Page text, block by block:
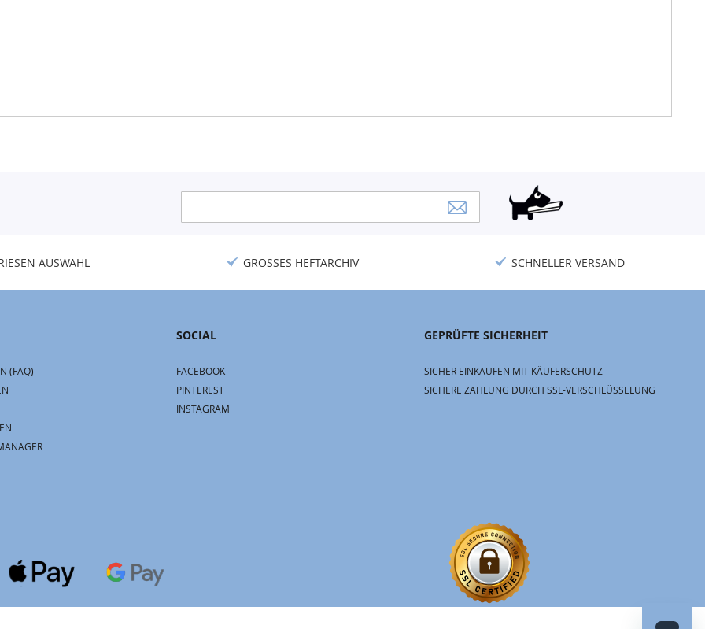
Newsletter:
AUSWAHL GROSSES HEFTARCHIV SCHNELLER VERSAND
(FAQ)
SOCIAL
FACEBOOK
PINTEREST
INSTAGRAM
GEPRÜFTE SICHERHEIT
SICHER EINKAUFEN MIT KÄUFERSCHUTZ
SICHERE ZAHLUNG DURCH SSL-VERSCHLÜSSELUNG